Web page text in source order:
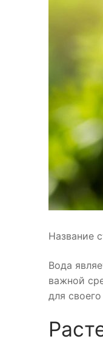
Название
Вода
важной
для